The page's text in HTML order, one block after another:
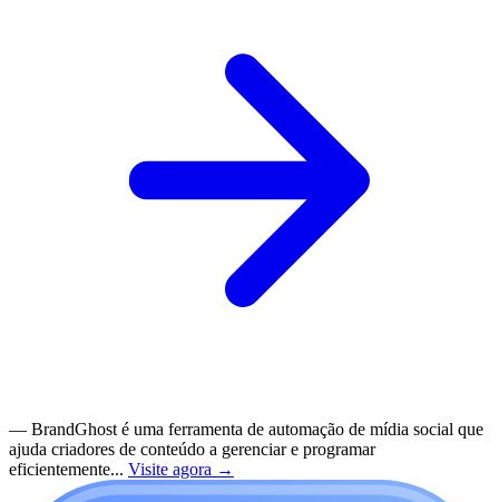
— BrandGhost é uma ferramenta de automação de mídia social que
ajuda criadores de conteúdo a gerenciar e programar
eficientemente... Visite agora →